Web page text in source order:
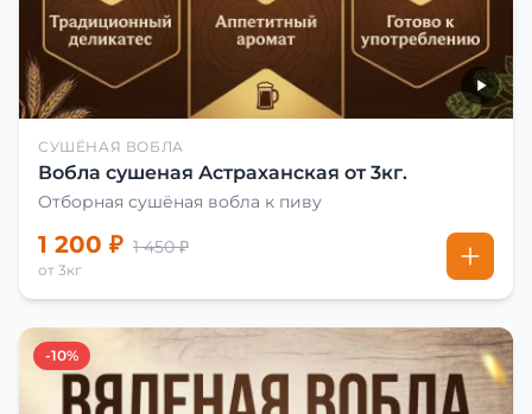
СУШЁНАЯ ВОБЛА
Вобла сушеная Астраханская от 3кг.
Отборная сушёная вобла к пиву
1 200 ₽ 1 450 ₽
от 3кг
-10%